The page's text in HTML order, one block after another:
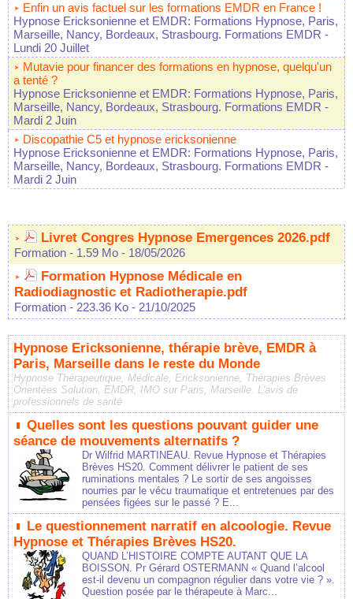
Enfin un avis factuel sur les formations EMDR en France !
Hypnose Ericksonienne et EMDR: Formations Hypnose, Paris,
Marseille, Nancy, Bordeaux, Strasbourg. Formations EMDR -
Lundi 20 Juillet
Mutavie pour financer des formations en hypnose, quelqu'un
a tenté ?
Hypnose Ericksonienne et EMDR: Formations Hypnose, Paris,
Marseille, Nancy, Bordeaux, Strasbourg. Formations EMDR -
Mardi 2 Juin
Discopathie C5 et hypnose ericksonienne
Hypnose Ericksonienne et EMDR: Formations Hypnose, Paris,
Marseille, Nancy, Bordeaux, Strasbourg. Formations EMDR -
Mardi 2 Juin
Livret Congres Hypnose Emergences 2026.pdf
Formation - 1.59 Mo - 18/05/2026
Formation Hypnose Médicale en
Radiodiagnostic et Radiotherapie.pdf
Formation - 223.36 Ko - 21/10/2025
Hypnose Ericksonienne, thérapie brève, EMDR à
Paris, Marseille dans le reste du Monde
Hypnose Thérapeutique, Médicale, Ericksonienne, Thérapies Brèves
Orientées Solution, EMDR, IMO sur Paris, Marseille. L'avis de
professionnels de santé
Quelles sont les questions pouvant guider une
séance de mouvements alternatifs ?
Dr Wilfrid MARTINEAU. Revue Hypnose et Thérapies
Brèves HS20. Comment délivrer le patient de ses
ruminations mentales ? Le sortir de ses angoisses
nourries par le vécu traumatique et entretenues par des
pensées figées sur le passé ? E...
Le questionnement narratif en alcoologie. Revue
Hypnose et Thérapies Brèves HS20.
QUAND L’HISTOIRE COMPTE AUTANT QUE LA
BOISSON. Pr Gérard OSTERMANN « Quand l’alcool
est-il devenu un compagnon régulier dans votre vie ? ».
Question posée par le thérapeute à Marc...